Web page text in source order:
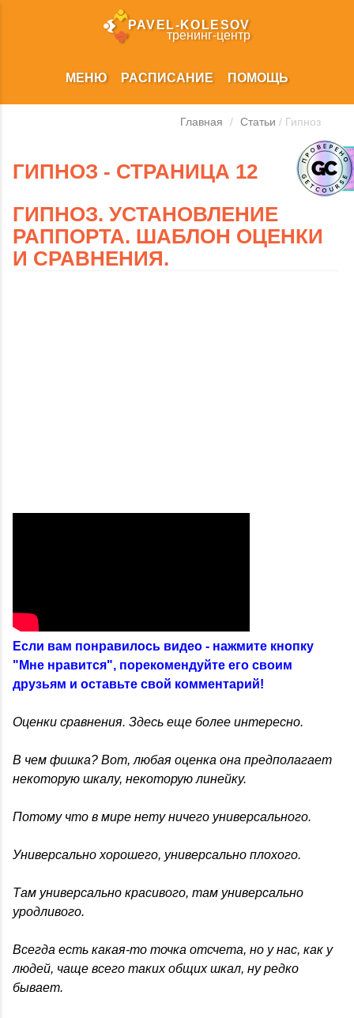
PAVEL‑KOLESOV
тренинг‑центр
МЕНЮ РАСПИСАНИЕ ПОМОЩЬ
Главная / Статьи / Гипноз
ГИПНОЗ - СТРАНИЦА 12
ГИПНОЗ. УСТАНОВЛЕНИЕ
РАППОРТА. ШАБЛОН ОЦЕНКИ
И СРАВНЕНИЯ.
Если вам понравилось видео - нажмите кнопку
"Мне нравится", порекомендуйте его своим
друзьям и оставьте свой комментарий!
Оценки сравнения. Здесь еще более интересно.
В чем фишка? Вот, любая оценка она предполагает
некоторую шкалу, некоторую линейку.
Потому что в мире нету ничего универсального.
Универсально хорошего, универсально плохого.
Там универсально красивого, там универсально
уродливого.
Всегда есть какая-то точка отсчета, но у нас, как у
людей, чаще всего таких общих шкал, ну редко
бывает.